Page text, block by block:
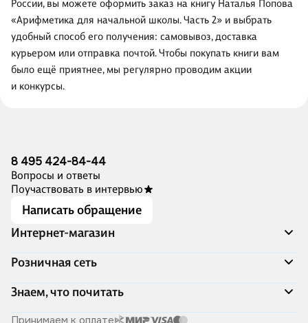
России, вы можете оформить заказ на книгу Наталья Попова
«Арифметика для начальной школы. Часть 2» и выбрать
удобный способ его получения: самовывоз, доставка
курьером или отправка почтой. Чтобы покупать книги вам
было ещё приятнее, мы регулярно проводим акции
и конкурсы.
8 495 424-84-44
Вопросы и ответы
Поучаствовать в интервью
Написать обращение
Интернет-магазин
Акции
Доставка и оплата
Программа лояльности
Подарочные сертификаты
Розничная сеть
Адреса магазинов
Книжный Дозор
О компании
Знаем, что почитать
Скоро в продаже
Принимаем к оплате